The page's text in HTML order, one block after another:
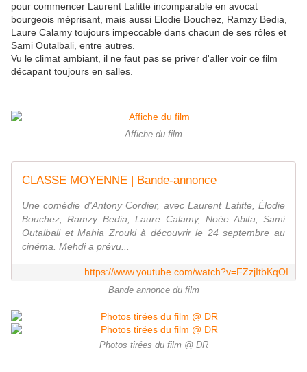
pour commencer Laurent Lafitte incomparable en avocat
bourgeois méprisant, mais aussi Elodie Bouchez, Ramzy Bedia,
Laure Calamy toujours impeccable dans chacun de ses rôles et
Sami Outalbali, entre autres.
Vu le climat ambiant, il ne faut pas se priver d'aller voir ce film
décapant toujours en salles.
Affiche du film
CLASSE MOYENNE | Bande-annonce
Une comédie d'Antony Cordier, avec Laurent Lafitte, Élodie
Bouchez, Ramzy Bedia, Laure Calamy, Noée Abita, Sami
Outalbali et Mahia Zrouki à découvrir le 24 septembre au
cinéma. Mehdi a prévu...
https://www.youtube.com/watch?v=FZzjItbKqOI
Bande annonce du film
Photos tirées du film @ DR